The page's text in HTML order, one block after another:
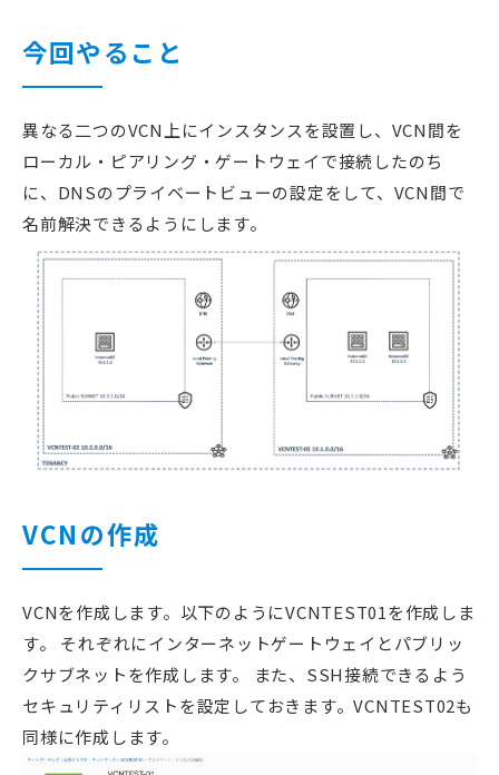
今回やること
異なる二つのVCN上にインスタンスを設置し、VCN間を
ローカル・ピアリング・ゲートウェイで接続したのち
に、DNSのプライベートビューの設定をして、VCN間で
名前解決できるようにします。
VCNの作成
VCNを作成します。以下のようにVCNTEST01を作成しま
す。 それぞれにインターネットゲートウェイとパブリッ
クサブネットを作成します。 また、SSH接続できるよう
セキュリティリストを設定しておきます。VCNTEST02も
同様に作成します。